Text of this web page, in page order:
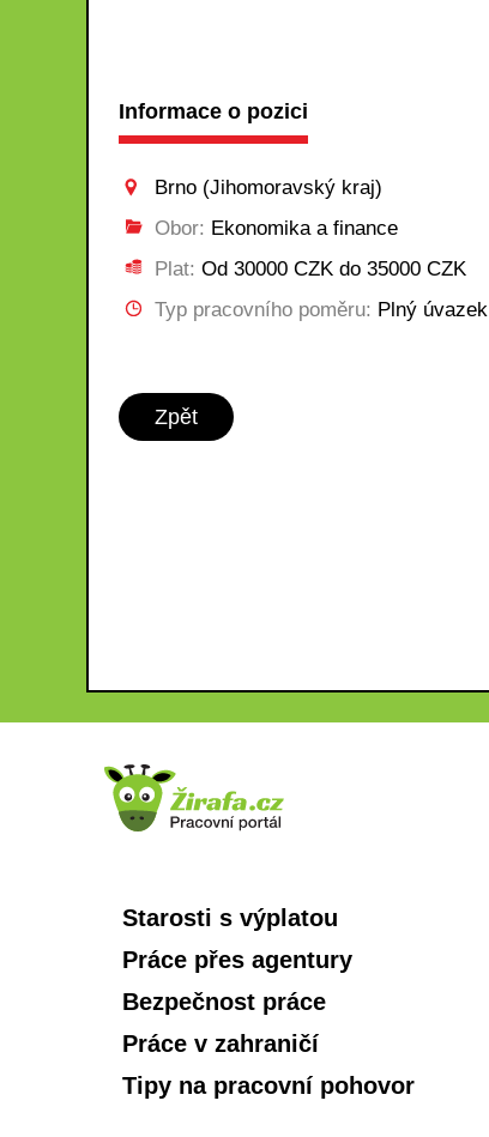
Informace o pozici
Brno (Jihomoravský kraj)
Obor: Ekonomika a finance
Plat: Od 30000 CZK do 35000 CZK
Typ pracovního poměru: Plný úvazek
Zpět
Starosti s výplatou
Práce přes agentury
Bezpečnost práce
Práce v zahraničí
Tipy na pracovní pohovor